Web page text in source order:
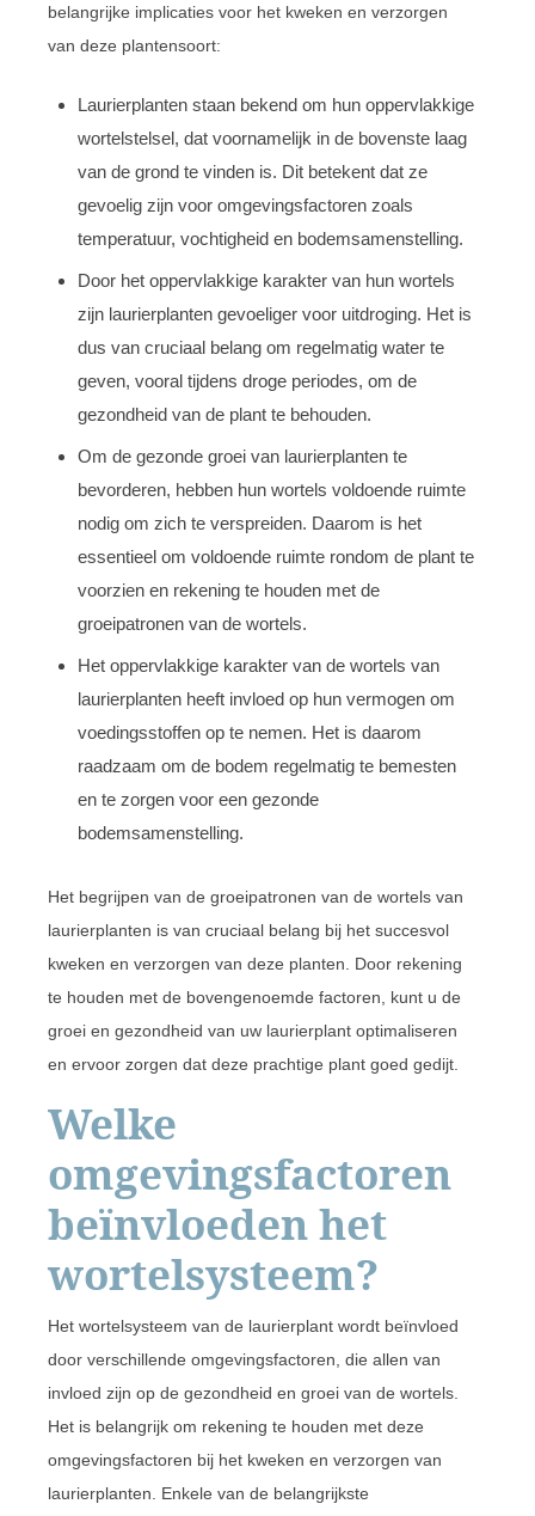
belangrijke implicaties voor het kweken en verzorgen
van deze plantensoort:
Laurierplanten staan bekend om hun oppervlakkige
wortelstelsel, dat voornamelijk in de bovenste laag
van de grond te vinden is. Dit betekent dat ze
gevoelig zijn voor omgevingsfactoren zoals
temperatuur, vochtigheid en bodemsamenstelling.
Door het oppervlakkige karakter van hun wortels
zijn laurierplanten gevoeliger voor uitdroging. Het is
dus van cruciaal belang om regelmatig water te
geven, vooral tijdens droge periodes, om de
gezondheid van de plant te behouden.
Om de gezonde groei van laurierplanten te
bevorderen, hebben hun wortels voldoende ruimte
nodig om zich te verspreiden. Daarom is het
essentieel om voldoende ruimte rondom de plant te
voorzien en rekening te houden met de
groeipatronen van de wortels.
Het oppervlakkige karakter van de wortels van
laurierplanten heeft invloed op hun vermogen om
voedingsstoffen op te nemen. Het is daarom
raadzaam om de bodem regelmatig te bemesten
en te zorgen voor een gezonde
bodemsamenstelling.
Het begrijpen van de groeipatronen van de wortels van
laurierplanten is van cruciaal belang bij het succesvol
kweken en verzorgen van deze planten. Door rekening
te houden met de bovengenoemde factoren, kunt u de
groei en gezondheid van uw laurierplant optimaliseren
en ervoor zorgen dat deze prachtige plant goed gedijt.
Welke
omgevingsfactoren
beïnvloeden het
wortelsysteem?
Het wortelsysteem van de laurierplant wordt beïnvloed
door verschillende omgevingsfactoren, die allen van
invloed zijn op de gezondheid en groei van de wortels.
Het is belangrijk om rekening te houden met deze
omgevingsfactoren bij het kweken en verzorgen van
laurierplanten. Enkele van de belangrijkste